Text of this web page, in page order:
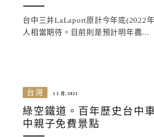
台中三井LaLaport原計今年底(2022
人相當期待。目前則是預計明年農...
台灣 1 2 月, 2021
綠空鐵道。百年歷史台中
中親子免費景點